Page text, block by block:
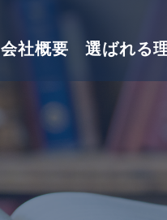
会社概要 選ばれる